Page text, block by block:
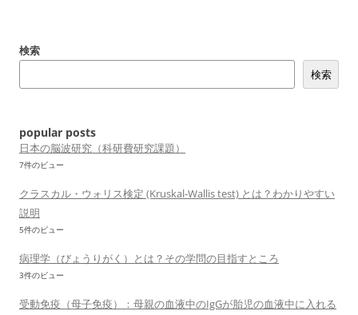
検索
検索
popular posts
日本の脳波研究（科研費研究課題）
7件のビュー
クラスカル・ウォリス検定 (Kruskal-Wallis test) とは？わかりやすい
説明
5件のビュー
病理学（びょうりがく）とは？その学問の目指すところ
3件のビュー
受動免疫（母子免疫）：母親の血液中のIgGが胎児の血液中に入れる